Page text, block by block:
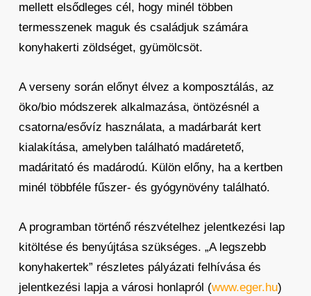
mellett elsődleges cél, hogy minél többen
termesszenek maguk és családjuk számára
konyhakerti zöldséget, gyümölcsöt.
A verseny során előnyt élvez a komposztálás, az
öko/bio módszerek alkalmazása, öntözésnél a
csatorna/esővíz használata, a madárbarát kert
kialakítása, amelyben található madáretető,
madáritató és madárodú. Külön előny, ha a kertben
minél többféle fűszer- és gyógynövény található.
A programban történő részvételhez jelentkezési lap
kitöltése és benyújtása szükséges. „A legszebb
konyhakertek” részletes pályázati felhívása és
jelentkezési lapja a városi honlapról (www.eger.hu)